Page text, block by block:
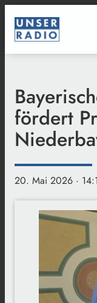
fördert
20. Mai 2026 ·